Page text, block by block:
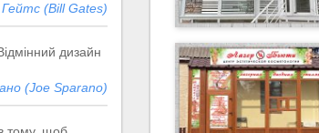
Гейтс (Bill Gates)
дизайн
(Joe Sparano)